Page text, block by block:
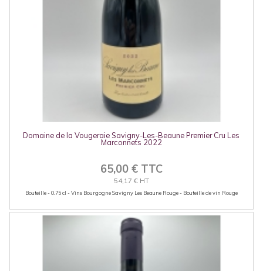
Domaine de la Vougeraie Savigny-Les-Beaune Premier Cru Les
Marconnets 2022
65,00 € TTC
54,17 € HT
Bouteille - 0.75 cl - Vins Bourgogne Savigny Les Beaune Rouge - Bouteille de vin Rouge